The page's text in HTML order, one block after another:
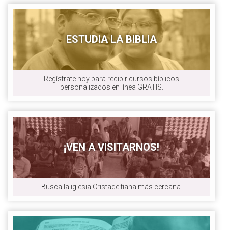
ESTUDIA LA BIBLIA
Regístrate hoy para recibir cursos bíblicos
personalizados en línea GRATIS.
¡VEN A VISITARNOS!
Busca la iglesia Cristadelfiana más cercana.